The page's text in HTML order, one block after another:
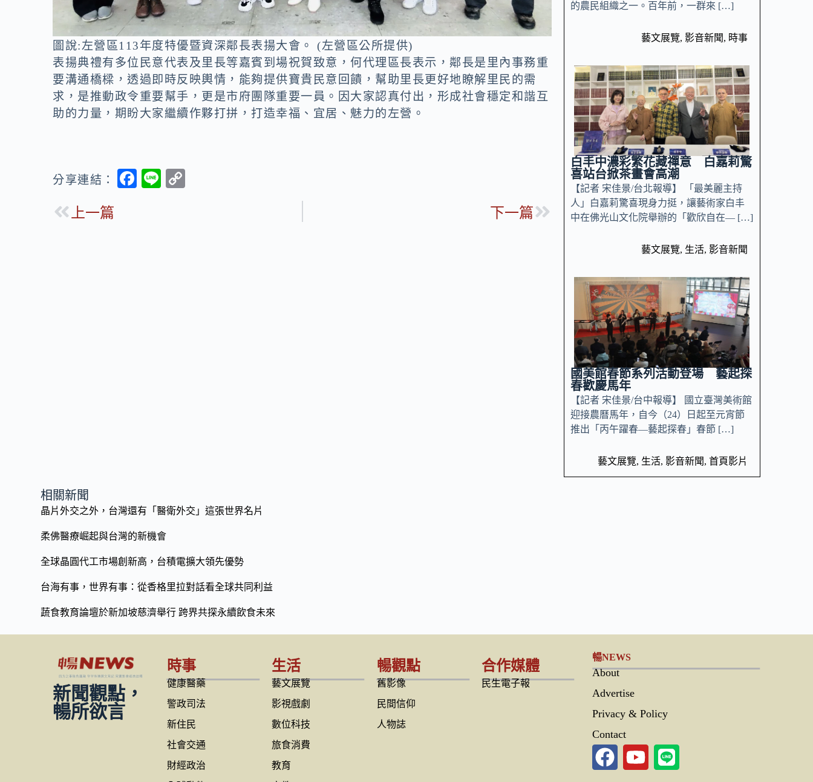
圖說:左營區113年度特優暨資深鄰長表揚大會。 (左營區公所提供)
表揚典禮有多位民意代表及里長等嘉賓到場祝賀致意，何代理區長表示，鄰長是里內事務重
要溝通橋樑，透過即時反映輿情，能夠提供寶貴民意回饋，幫助里長更好地瞭解里民的需
求，是推動政令重要幫手，更是市府團隊重要一員。因大家認真付出，形成社會穩定和諧互
助的力量，期盼大家繼續作夥打拼，打造幸福、宜居、魅力的左營。
分享連結：
F
Li
上一篇 下一篇
的農民組織之一。百年前，一群來 […]
藝文展覽, 影音新聞, 時事
白丰中濃彩繁花藏禪意 白嘉莉驚
喜站台掀茶畫會高潮
【記者 宋佳景/台北報導】 「最美麗主持
人」白嘉莉驚喜現身力挺，讓藝術家白丰
中在佛光山文化院舉辦的「歡欣自在— […]
藝文展覽, 生活, 影音新聞
國美館春節系列活動登場 藝起探
春歡慶馬年
【記者 宋佳景/台中報導】 國立臺灣美術館
迎接農曆馬年，自今（24）日起至元宵節
推出「丙午躍春—藝起探春」春節 […]
藝文展覽, 生活, 影音新聞, 首頁影片
相關新聞
晶片外交之外，台灣還有「醫衛外交」這張世界名片
柔佛醫療崛起與台灣的新機會
全球晶圓代工市場創新高，台積電擴大領先優勢
台海有事，世界有事：從香格里拉對話看全球共同利益
蔬食教育論壇於新加坡慈濟舉行 跨界共探永續飲食未來
新聞觀點，
暢所欲言
時事
健康醫藥
警政司法
新住民
社會交通
財經政治
生活
藝文展覽
影視戲劇
數位科技
旅食消費
教育
暢觀點
舊影像
民間信仰
人物誌
合作媒體
民生電子報
暢NEWS
About
Advertise
Privacy & Policy
Contact